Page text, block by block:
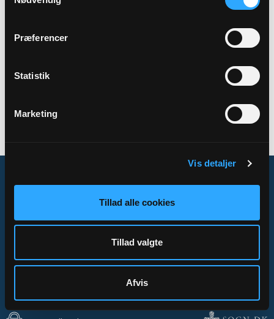
Præferencer
Statistik
Marketing
Vis detaljer
Tillad alle cookies
Tillad valgte
Afvis
Kontakt
Om Sogn.dk
Tilgængelighedserklæring
Privatlivs- og cookiepolitik